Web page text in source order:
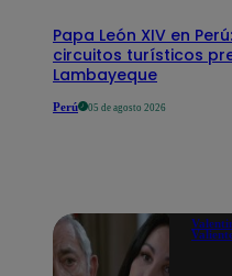
Papa León XIV en
circuitos turísticos
Lambayeque
Perú 05 de agosto 2026